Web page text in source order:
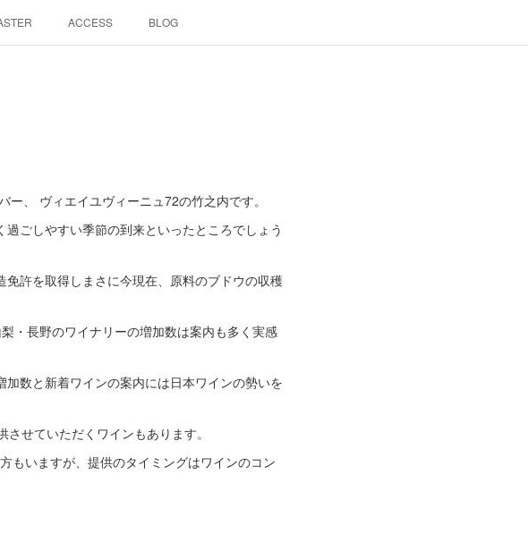
ACCESS BLOG
、 ヴィエイユヴィーニュ72の竹之内です。
ごしやすい季節の到来といったところでしょう
許を取得しまさに今現在、原料のブドウの収穫
・長野のワイナリーの増加数は案内も多く実感
数と新着ワインの案内には日本ワインの勢いを
せていただくワインもあります。
もいますが、提供のタイミングはワインのコン